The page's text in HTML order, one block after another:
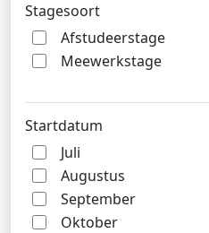
Stagesoort
Afstudeerstage
Meewerkstage
Startdatum
Juli
Augustus
September
Oktober